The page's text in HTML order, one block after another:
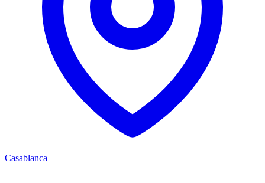
Casablanca